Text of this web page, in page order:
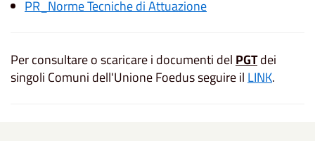
PR_Norme Tecniche di Attuazione
Per consultare o scaricare i documenti del PGTdei
singoli Comuni dell'Unione Foedus seguire il LINK.